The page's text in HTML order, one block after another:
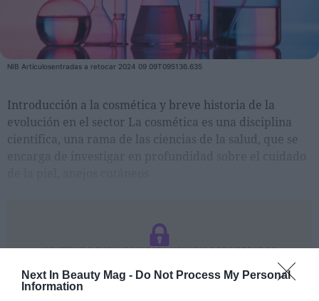
Next In Beauty Mag - Do Not Process My Personal
Information
Cosmética
Proveedores
Estética
Moda
Lujo
Opinión
NIB Artículosentradas a retocar 2024 09 09T095136.635
Introducción a la cosmética y breve historia de la
evolución en el sector La cosmética es una disciplina
científica, una rama de las ciencias de la salud, que se
Regístrate gratuitamente
para tener acceso ilimitado a
CONTENIDO EXCLUSIVO PARA USUARIOS REGISTRADOS